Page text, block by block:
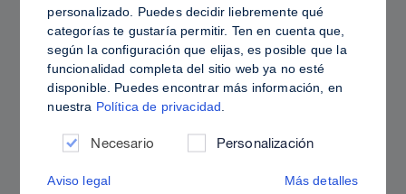
PRO TIPS
Piel grasa frente a piel hidratada: cómo fijar
Sculpt & Glow para lograr un acabado
personalizado. Puedes decidir liebremente qué
categorías te gustaría permitir. Ten en cuenta que,
según la configuración que elijas, es posible que la
funcionalidad completa del sitio web ya no esté
disponible. Puedes encontrar más información, en
nuestra Política de privacidad
Necesario Personalización
Aviso legal Más detalles